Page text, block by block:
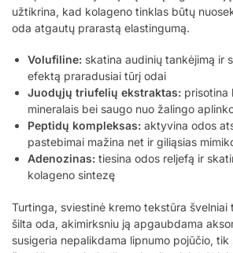
užtikrina, kad kolageno tinklas būtų
oda atgautų prarastą elastingumą.
Volufiline: skatina audinių tankėjimą ir
efektą praradusiai tūrį odai
Juodųjų triufelių ekstraktas: prisotina
mineralais bei saugo nuo žalingo
Peptidų kompleksas: aktyvina odos
pastebimai mažina net ir giliąsias
Adenozinas: tiesina odos reljefą ir
kolageno sintezę
Turtinga, sviestinė kremo tekstūra švelniai
šilta oda, akimirksniu ją apgaubdama
susigeria nepalikdama lipnumo pojūčio, tik